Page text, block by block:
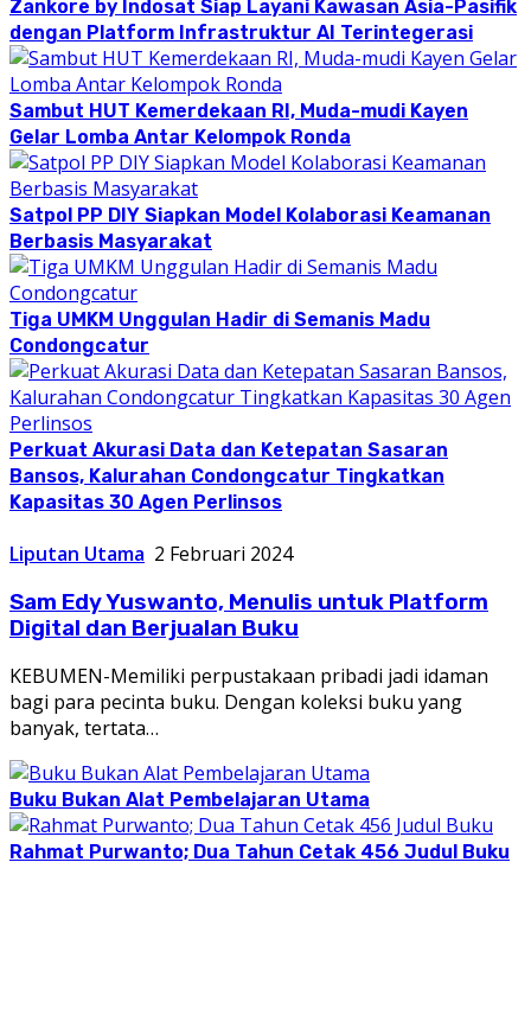
Zankore by Indosat Siap Layani Kawasan Asia-Pasifik
dengan Platform Infrastruktur AI Terintegerasi
Sambut HUT Kemerdekaan RI, Muda-mudi Kayen
Gelar Lomba Antar Kelompok Ronda
Satpol PP DIY Siapkan Model Kolaborasi Keamanan
Berbasis Masyarakat
Tiga UMKM Unggulan Hadir di Semanis Madu
Condongcatur
Perkuat Akurasi Data dan Ketepatan Sasaran
Bansos, Kalurahan Condongcatur Tingkatkan
Kapasitas 30 Agen Perlinsos
Liputan Utama 2 Februari 2024
Sam Edy Yuswanto, Menulis untuk Platform
Digital dan Berjualan Buku
KEBUMEN-Memiliki perpustakaan pribadi jadi idaman
bagi para pecinta buku. Dengan koleksi buku yang
banyak, tertata…
Buku Bukan Alat Pembelajaran Utama
Rahmat Purwanto; Dua Tahun Cetak 456 Judul Buku